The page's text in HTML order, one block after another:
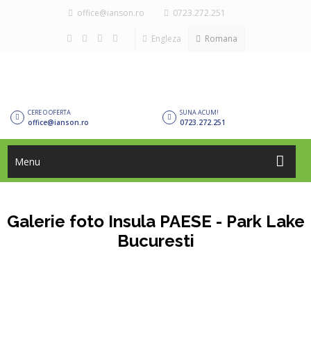
office@ianson.ro 0723.272.251
Romana
Engleza
SUNA ACUM!
0723.272.251
CERE O OFERTA
office@ianson.ro
Menu
Galerie foto Insula PAESE - Park Lake
Bucuresti